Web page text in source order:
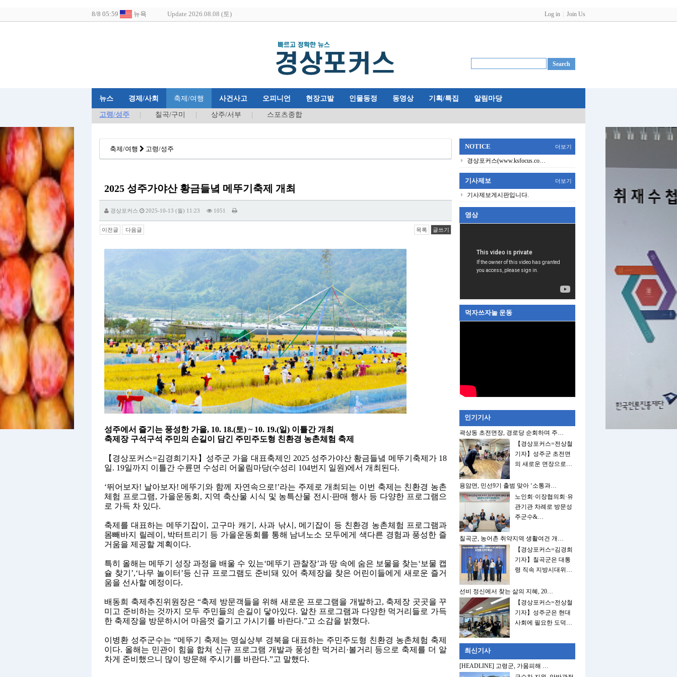
Update 2026.08.08 (토) Log in Join Us
뉴스 경제/사회 축제/여행 사건사고 오피니언 현장고발 인물동정 동영상 기획/특집 알림마당
고령/성주 칠곡/구미 상주/서부 스포츠종합
축제/여행 고령/성주
2025 성주가야산 황금들녘 메뚜기축제 개최
경상포커스 2025-10-13 (월) 11:23 1051
이전글 다음글 목록 글쓰기
성주에서 즐기는 풍성한 가을, 10. 18.(토) ~ 10. 19.(일) 이틀간 개최
축제장 구석구석 주민의 손길이 담긴 주민주도형 친환경 농촌체험 축제
【 경상포커스=김경희기자 】 성주군 가을 대표축제인 2025 성주가야산 황금들녘 메뚜기축제가 18
일. 19일까지 이틀간 수륜면 수성리 어울림마당(수성리 104번지 일원)에서 개최된다.
‘뛰어보자! 날아보자! 메뚜기와 함께 자연속으로!’라는 주제로 개최되는 이번 축제는 친환경 농촌
체험 프로그램, 가을운동회 , 지역 축산물 시식 및 농특산물 전시 ·판매 행사 등 다양한 프로그램으
로 가득 차 있다.
축제를 대표하는 메뚜기잡이 , 고구마 캐기 ,사과 낚시 , 메기잡이 등 친환경 농촌체험 프로그램과
몸빼바지 릴레이 , 박터트리기 등 가을운동회를 통해 남녀노소 모두에게 색다른 경험과 풍성한 즐
거움을 제공할 계획이다.
특히 올해는 메뚜기 성장 과정을 배울 수 있는‘메뚜기 관찰장’과 땅 속에 숨은 보물을 찾는‘ 보물 캡
슐 찾기 ’,‘나무 놀이터 ’등 신규 프로그램도 준비돼 있어 축제장을 찾은 어린이들에게 새로운 즐거
움을 선사할 예정이다.
배동희 축제추진위원장은 “축제 방문객들을 위해 새로운 프로그램을 개발하고, 축제장 곳곳을 꾸
미고 준비하는 것까지 모두 주민들의 손길이 닿아있다. 알찬 프로그램과 다양한 먹거리들로 가득
한 축제장을 방문하시어 마음껏 즐기고 가시기를 바란다.”고 소감을 밝혔다.
이병환 성주군수는 “메뚜기 축제는 명실상부 경북을 대표하는 주민주도형 친환경 농촌체험 축제
이다. 올해는 민관이 힘을 합쳐 신규 프로그램 개발과 풍성한 먹거리 ·볼거리 등으로 축제를 더 알
차게 준비했으니 많이 방문해 주시기를 바란다.”고 말했다.
NOTICE 더보기
경상포커스(www.ksfocus.co…
기사제보 더보기
기사제보게시판입니다.
영상
먹자쓰자놀 운동
인기기사
곽상동 초전면장, 경로당 순회하며 주…
【경상포커스=전상철
기자】성주군 초전면
의 새로운 면장으로…
용암면, 민선9기 출범 맞아 ‘소통과…
노인회·이장협의회·유
관기관 차례로 방문성
주군수&…
칠곡군, 농어촌 취약지역 생활여건 개…
【경상포커스=김경희
기자】칠곡군은 대통
령 직속 지방시대위…
선비 정신에서 찾는 삶의 지혜, 20…
【경상포커스=전상철
기자】성주군은 현대
사회에 필요한 도덕…
최신기사
[HEADLINE] 고령군, 가뭄피해 …